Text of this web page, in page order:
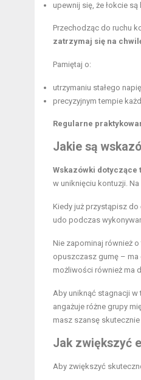
upewnij się, że łokcie
Przechodząc do ruchu
zatrzymaj się na
Pamiętaj o:
utrzymaniu stałego
precyzyjnym tempie
Regularne
Jakie są
Wskazówki dotyczące
w uniknięciu kontuzji.
Kiedy już przystąpisz
udo podczas
Nie zapominaj również
opuszczasz gumę –
możliwości również ma
Aby uniknąć stagnacji w
angażuje różne grupy
masz szansę
Jak zwiększyć
Aby zwiększyć